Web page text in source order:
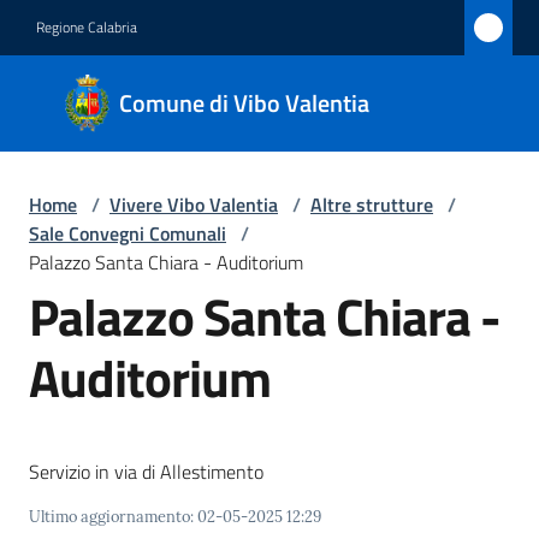
Regione Calabria
Comune di Vibo Valentia
Comune
di Vibo
Valentia
Amministrazione
Novità
Servizi
Vibo
Valentia
Home / Vivere Vibo Valentia / Altre strutture /
Sale Convegni Comunali /
Palazzo Santa Chiara - Auditorium
Palazzo Santa Chiara -
Auditorium
Servizio in via di Allestimento
Ultimo aggiornamento:02-05-2025 12:29